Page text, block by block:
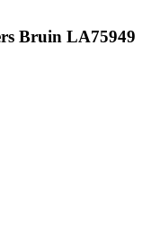
Bruin LA75949